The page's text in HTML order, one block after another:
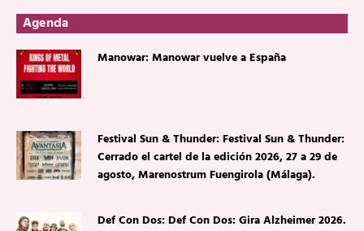
Agenda
Manowar: Manowar vuelve a España
Festival Sun & Thunder: Festival Sun & Thunder:
Cerrado el cartel de la edición 2026, 27 a 29 de
agosto, Marenostrum Fuengirola (Málaga).
Def Con Dos: Def Con Dos: Gira Alzheimer 2026.